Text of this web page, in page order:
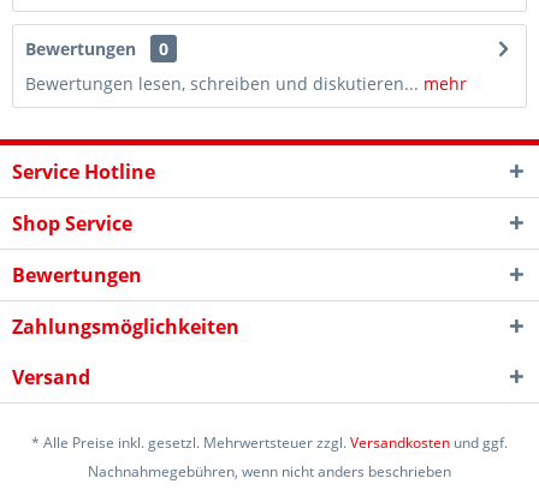
Bewertungen
0
Bewertungen lesen, schreiben und diskutieren... mehr
Service Hotline
Shop Service
Bewertungen
Zahlungsmöglichkeiten
Versand
* Alle Preise inkl. gesetzl. Mehrwertsteuer zzgl.Versandkosten und ggf.
Nachnahmegebühren, wenn nicht anders beschrieben